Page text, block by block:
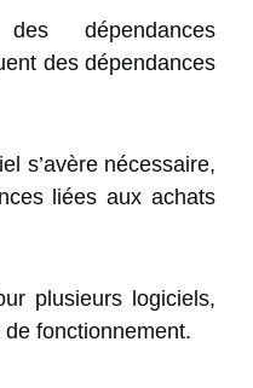
dépendances
des dépendances
s’avère nécessaire,
liées aux achats
plusieurs logiciels,
fonctionnement.